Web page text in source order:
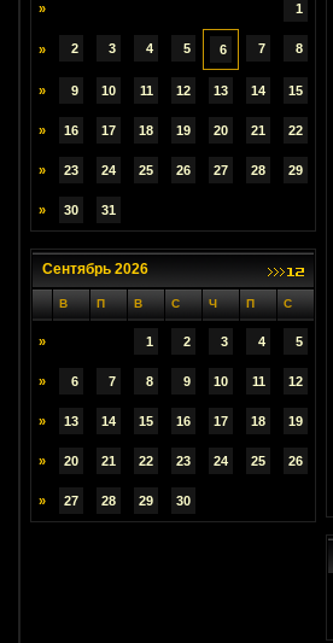
» 1
» 2 3 4 5 6 7 8
» 9 10 11 12 13 14 15
» 16 17 18 19 20 21 22
» 23 24 25 26 27 28 29
» 30 31
Сентябрь 2026
В П В С Ч П С
» 1 2 3 4 5
» 6 7 8 9 10 11 12
» 13 14 15 16 17 18 19
» 20 21 22 23 24 25 26
» 27 28 29 30